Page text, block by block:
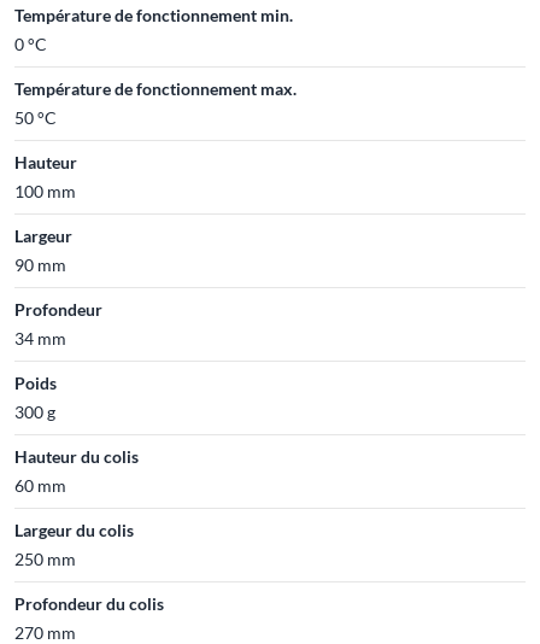
Température de fonctionnement min.
0 °C
Température de fonctionnement max.
50 °C
Hauteur
100 mm
Largeur
90 mm
Profondeur
34 mm
Poids
300 g
Hauteur du colis
60 mm
Largeur du colis
250 mm
Profondeur du colis
270 mm